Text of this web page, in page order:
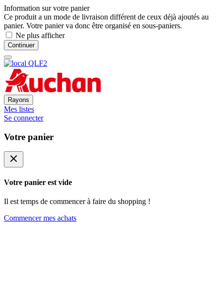
Information sur votre panier
Ce produit a un mode de livraison différent de ceux déjà ajoutés au
panier. Votre panier va donc être organisé en sous-paniers.
Ne plus afficher
Continuer
Rayons
Mes listes
Se connecter
Votre panier
close
Votre panier est vide
Il est temps de commencer à faire du shopping !
Commencer mes achats